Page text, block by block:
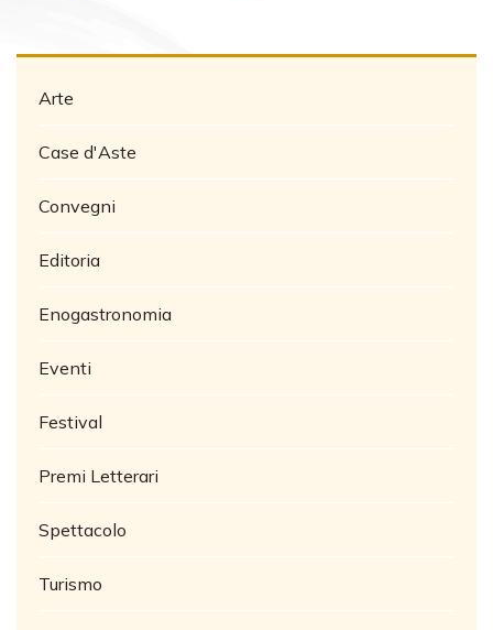
Arte
Case d'Aste
Convegni
Editoria
Enogastronomia
Eventi
Festival
Premi Letterari
Spettacolo
Turismo